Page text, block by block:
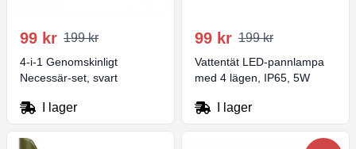
99 kr 199 kr
4-i-1 Genomskinligt
Necessär-set, svart
I lager
99 kr 199 kr
Vattentät LED-pannlampa
med 4 lägen, IP65, 5W
I lager